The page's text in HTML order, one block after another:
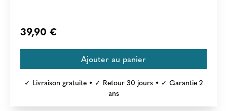
39,90 €
✓ Livraison gratuite • ✓ Retour 30 jours • ✓ Garantie 2
ans